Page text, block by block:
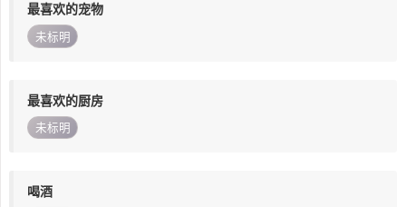
最喜欢的宠物
未标明
最喜欢的厨房
未标明
喝酒